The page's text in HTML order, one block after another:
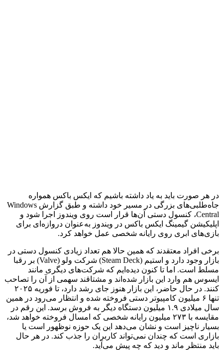
در هر صورت باید به یاد داشته باشیم که ایکس باکس همواره
جاه‌طلبی‌های بزرگی در مسیر خود داشته و طبق گزارش Windows
Central، کنسول دستی آن‌ها قرار است روی ویندوز اجرا شود و
اپلیکیشن گیمینگ ایکس باکس در ویندوز به‌عنوان دروازه‌ای برای
بازی‌های ابری روی رایانه شخصی عمل خواهد کرد.
برخی افراد معتقدند که همین حالا هم تعداد زیادی کنسول دستی در
بازار وجود دارد و استیم (Steam Deck) شرکت ولو (Valve) بر رقبا
مسلط است. اما تا کنون دیده‌ایم که شرکت‌های دیگری مانند
ایسوس هم وارد این بازار شده‌اند و مشتاقند سهمی از آن را تصاحب
کنند. در حال حاضر، این بازار هنوز جای رشد دارد، تا فوریه ۲۰۲۵
تنها ۶ میلیون کامپیوتر دستی فروخته شده و انتظار می‌رود در همین
سال میلادی ۱.۹ میلیون دستگاه دیگر به فروش برسد. این رقم در
مقایسه با ۲۷۳ میلیون رایانه شخصی که امسال فروخته خواهد شد،
بسیار ناچیز است و نشان می‌دهد این یک حوزه نوظهور است یا
بازاری است که چندان نمی‌تواند کاربران را جذب کند. در هر حال
باید منتظر ماند و دید که چه پیش می‌آید.